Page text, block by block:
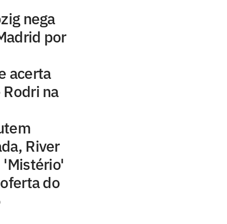
nega
por
acerta
na
River
'Mistério'
do